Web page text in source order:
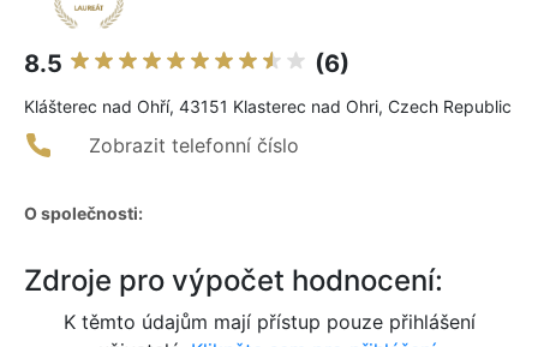
8.5 (6)
Klášterec nad Ohří, 43151 Klasterec nad Ohri, Czech Republic
Zobrazit telefonní číslo
O společnosti:
Zdroje pro výpočet hodnocení:
K těmto údajům mají přístup pouze přihlášení